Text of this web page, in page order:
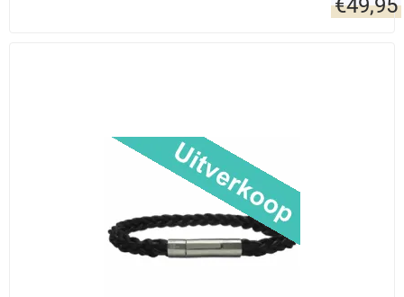
€49,95